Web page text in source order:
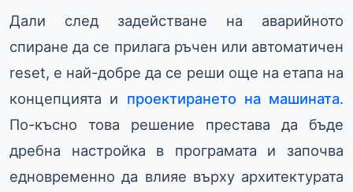
Дали след задействане на аварийното
спиране да се прилага ръчен или автоматичен
reset, е най-добре да се реши още на етапа на
концепцията и проектирането на машината.
По-късно това решение престава да бъде
дребна настройка в програмата и започва
едновременно да влияе върху архитектурата